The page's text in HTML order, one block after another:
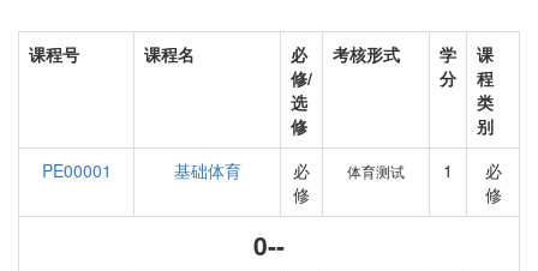
课程号 课程名
必
修/
选
修
考核形式
学
分
课
程
类
别
PE00001
基础体育
必
修
体育测试 1
必
修
0--